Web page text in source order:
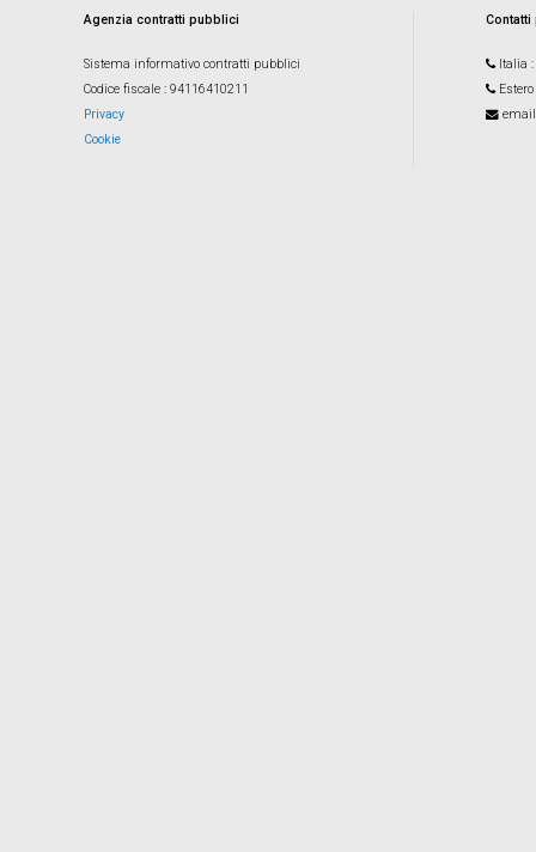
Agenzia contratti pubblici
Sistema informativo contratti pubblici
Codice fiscale : 94116410211
Privacy
Cookie
Italia
Estero
email